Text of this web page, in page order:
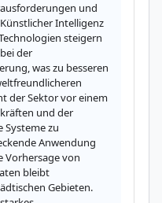
und
Intelligenz
steigern
der
was zu besseren
der Sektor vor einem
und der
Systeme zu
Anwendung
Vorhersage von
bleibt
Gebieten.